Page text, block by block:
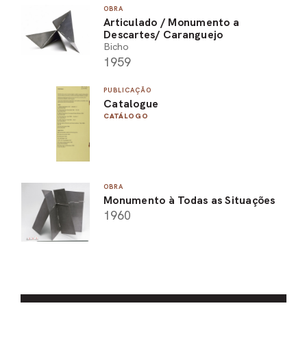
OBRA
Articulado / Monumento a
Descartes/ Caranguejo
Bicho
1959
PUBLICAÇÃO
Catalogue
CATÁLOGO
OBRA
Monumento à Todas as Situações
1960